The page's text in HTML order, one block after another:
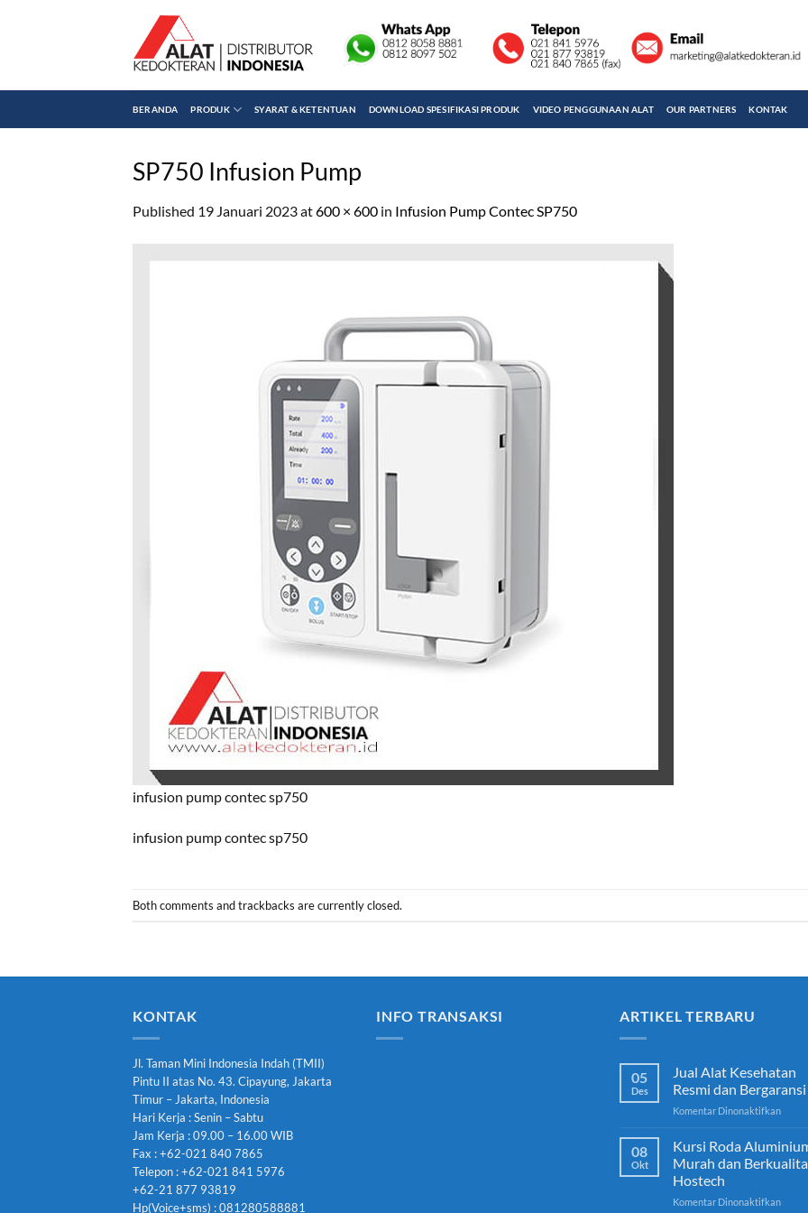
BERANDA PRODUK SYARAT & KETENTUAN DOWNLOAD SPESIFIKASI PRODUK VIDEO PENGGUNAAN ALAT OUR PARTNERS KONTAK
SP750 Infusion Pump
Published 19 Januari 2023at600 × 600 in Infusion Pump Contec SP750
infusion pump contec sp750
infusion pump contec sp750
Both comments and trackbacks are currently closed.
KONTAK
Jl. Taman Mini Indonesia Indah (TMII)
Pintu II atas No. 43. Cipayung, Jakarta
Timur – Jakarta, Indonesia
Hari Kerja : Senin – Sabtu
Jam Kerja : 09.00 – 16.00 WIB
Fax : +62-021 840 7865
Telepon : +62-021 841 5976
+62-21 877 93819
Hp(Voice+sms) : 081280588881
INFO TRANSAKSI ARTIKEL TERBARU
05
Des
Jual Alat Kesehatan
Resmi dan Bergaransi
Komentar Dinonaktifkanpada
Alat
Resmi
08
Okt
Kursi Roda
Murah dan
Hostech
Komentar Dinonaktifkanpada